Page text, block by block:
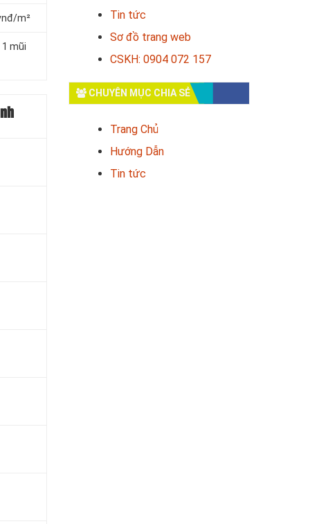
m²
mũi
Tin tức
Sơ đồ trang web
CSKH: 0904 072 157
CHUYÊN MỤC CHIA SẺ
Trang Chủ
Hướng Dẫn
Tin tức